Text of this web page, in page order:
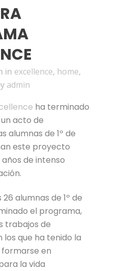
in excellence, home,
admin
ha terminado
acto de
alumnas de 1º de
este proyecto
de intenso
alumnas de 1º de
el programa,
trabajos de
los que ha tenido la
en
la vida